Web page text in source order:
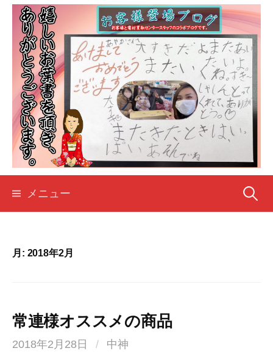
プ
メニュー 検
月: 2018年2月
常連様オススメの商品
2018年2月28日 / 中神